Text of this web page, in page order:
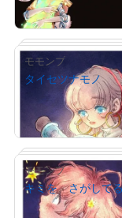
売出し（初回販売）
モモンプ
タイセツナモノ
3,000
売出し（初回販売
モモンプ
キミを さがしてる
3,000